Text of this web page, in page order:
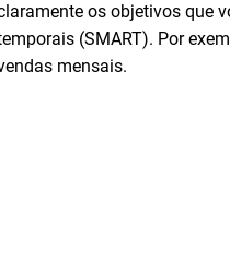
os objetivos que
(SMART). Por
mensais.